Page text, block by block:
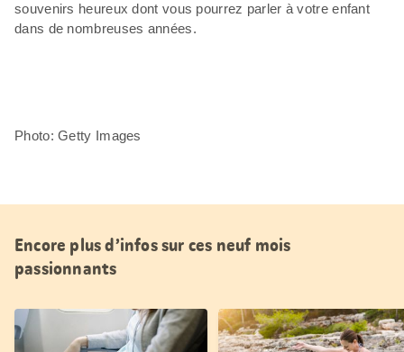
souvenirs heureux dont vous pourrez parler à votre enfant
dans de nombreuses années.
Photo: Getty Images
Encore plus d’infos sur ces neuf mois
passionnants